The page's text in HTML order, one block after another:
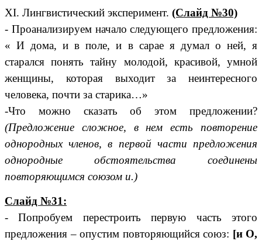
XI. Лингвистический эксперимент. (Слайд №30)
- Проанализируем начало следующего предложения:
« И дома, и в поле, и в сарае я думал о ней, я
старался понять тайну молодой, красивой, умной
женщины, которая выходит за неинтересного
человека, почти за старика…»
-Что можно сказать об этом предложении?
(Предложение сложное, в нем есть повторение
однородных членов, в первой части предложения
однородные обстоятельства соединены
повторяющимся союзом и.)
Слайд №31:
- Попробуем перестроить первую часть этого
предложения – опустим повторяющийся союз: [и О,